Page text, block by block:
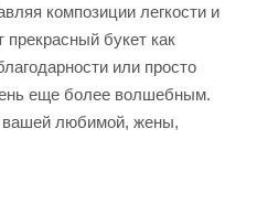
композиции легкости и
прекрасный букет как
или просто
еще более волшебным.
вашей любимой, жены,